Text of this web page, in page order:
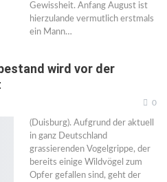
Gewissheit. Anfang August ist
hierzulande vermutlich erstmals
ein Mann…
wird vor der
0
(Duisburg). Aufgrund der aktuell
in ganz Deutschland
grassierenden Vogelgrippe, der
bereits einige Wildvögel zum
Opfer gefallen sind, geht der